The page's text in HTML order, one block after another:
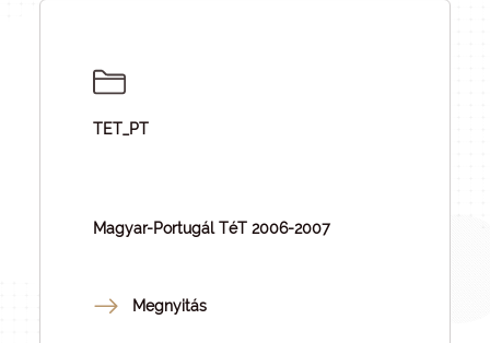
TET_PT
Magyar-Portugál TéT 2006-2007
Megnyitás